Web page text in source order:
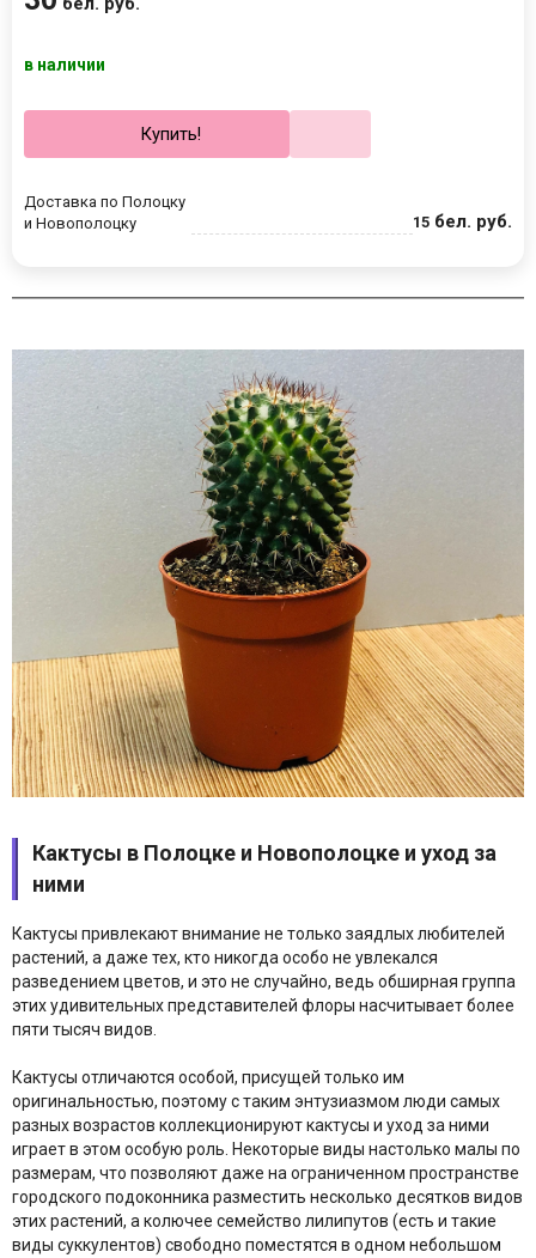
в наличии
Купить!
Доставка по Полоцку
и Новополоцку
15 бел. руб.
Кактусы в Полоцке и Новополоцке и уход за
ними
Кактусы привлекают внимание не только заядлых любителей
растений, а даже тех, кто никогда особо не увлекался
разведением цветов, и это не случайно, ведь обширная группа
этих удивительных представителей флоры насчитывает более
пяти тысяч видов.
Кактусы отличаются особой, присущей только им
оригинальностью, поэтому с таким энтузиазмом люди самых
разных возрастов коллекционируют кактусы и уход за ними
играет в этом особую роль. Некоторые виды настолько малы по
размерам, что позволяют даже на ограниченном пространстве
городского подоконника разместить несколько десятков видов
этих растений, а колючее семейство лилипутов (есть и такие
виды суккулентов) свободно поместятся в одном небольшом